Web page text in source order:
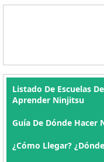
Listado De Escuelas
Aprender Ninjitsu
Guía De Dónde Hacer
¿Cómo Llegar?